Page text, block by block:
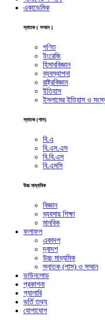
একাডেমিক
স্নাতক ( সম্মান )
গণিত
ইংরেজি
হিসাববিজ্ঞান
ব্যবস্থাপনা
রাষ্ট্রবিজ্ঞান
ইতিহাস
ইসলামের ইতিহাস ও
স্নাতক (পাস)
বি.এ
বি.এস.এস
বি.বি.এস
বি.এসসি
উচ্চ মাধ্যমিক
বিজ্ঞান
ব্যবসায় শিক্ষা
মানবিক
ফলাফল
একাদশ
দ্বাদশ
উচ্চ মাধ্যমিক
স্নাতক (পাস) ও সম্মান
ডাউনলোড
প্রকাশনা
গ্যালারি
ভর্তি তথ্য
যোগাযোগ